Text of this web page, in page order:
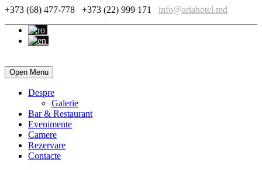
+373 (68) 477-778 +373 (22) 999 171 info@ariahotel.md
Open Menu
Despre
Galerie
Bar & Restaurant
Evenimente
Camere
Rezervare
Contacte